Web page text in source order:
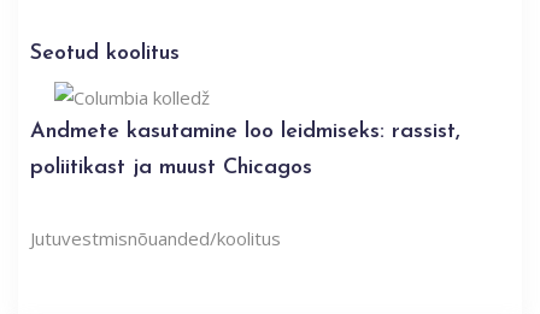
Seotud koolitus
Andmete kasutamine loo leidmiseks: rassist,
poliitikast ja muust Chicagos
Jutuvestmisnõuanded/koolitus